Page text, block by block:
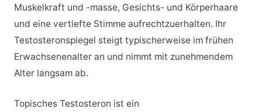
Muskelkraft und -masse, Gesichts- und Körperhaare
und eine vertiefte Stimme aufrechtzuerhalten. Ihr
Testosteronspiegel steigt typischerweise im frühen
Erwachsenenalter an und nimmt mit zunehmendem
Alter langsam ab.
Topisches Testosteron ist ein